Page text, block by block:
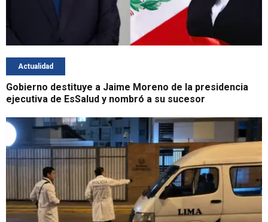
Actualidad
Gobierno destituye a Jaime Moreno de la presidencia
ejecutiva de EsSalud y nombró a su sucesor